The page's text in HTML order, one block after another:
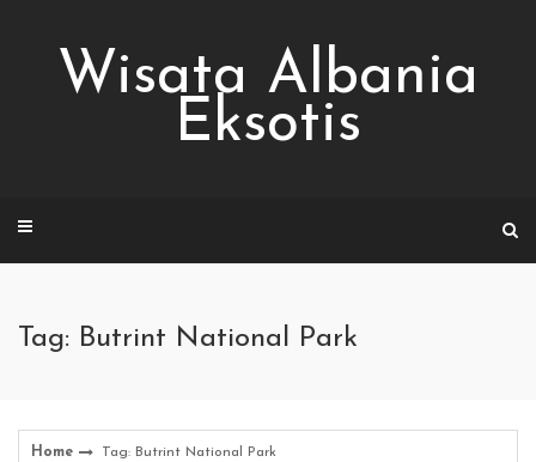
Wisata Albania
Eksotis
Tag: Butrint National Park
Home Tag: Butrint National Park